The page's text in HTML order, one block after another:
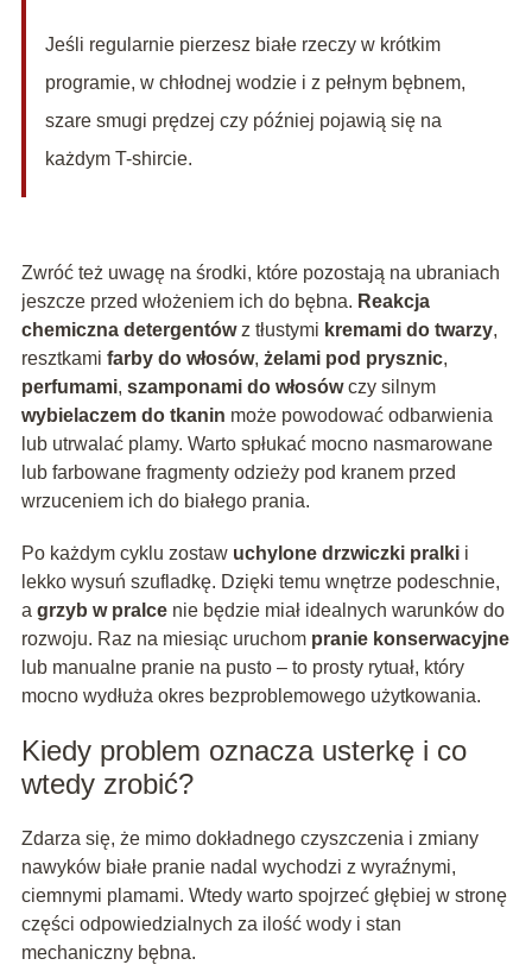
Jeśli regularnie pierzesz białe rzeczy w krótkim
programie, w chłodnej wodzie i z pełnym bębnem,
szare smugi prędzej czy później pojawią się na
każdym T-shircie.
Zwróć też uwagę na środki, które pozostają na ubraniach
jeszcze przed włożeniem ich do bębna. Reakcja
chemiczna detergentówz tłustymi kremami do twarzy,
resztkami farby do włosów, żelami pod prysznic,
perfumami, szamponami do włosówczy silnym
wybielaczem do tkanin może powodować odbarwienia
lub utrwalać plamy. Warto spłukać mocno nasmarowane
lub farbowane fragmenty odzieży pod kranem przed
wrzuceniem ich do białego prania.
Po każdym cyklu zostaw uchylone drzwiczki pralkii
lekko wysuń szufladkę. Dzięki temu wnętrze podeschnie,
a grzyb w pralcenie będzie miał idealnych warunków do
rozwoju. Raz na miesiąc uruchom pranie konserwacyjne
lub manualne pranie na pusto – to prosty rytuał, który
mocno wydłuża okres bezproblemowego użytkowania.
Kiedy problem oznacza usterkę i co
wtedy zrobić?
Zdarza się, że mimo dokładnego czyszczenia i zmiany
nawyków białe pranie nadal wychodzi z wyraźnymi,
ciemnymi plamami. Wtedy warto spojrzeć głębiej w stronę
części odpowiedzialnych za ilość wody i stan
mechaniczny bębna.